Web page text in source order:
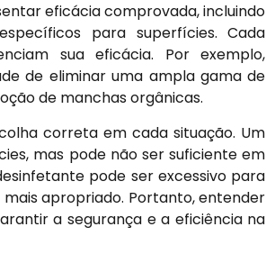
eficácia comprovada, incluindo
para superfícies. Cada
sua eficácia. Por exemplo,
de eliminar uma ampla gama de
de manchas orgânicas.
correta em cada situação. Um
mas pode não ser suficiente em
pode ser excessivo para
apropriado. Portanto, entender
a segurança e a eficiência na